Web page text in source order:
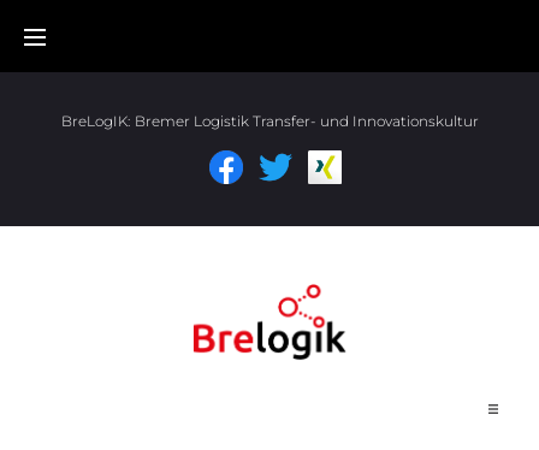
BreLogIK: Bremer Logistik Transfer- und Innovationskultur